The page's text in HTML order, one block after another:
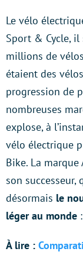
Le vélo
Sport & Cycle, il
millions de
étaient des
progression de
nombreuses
explose, à
vélo électrique
Bike. La
son successeur,
désormais le
léger au monde
À lire :